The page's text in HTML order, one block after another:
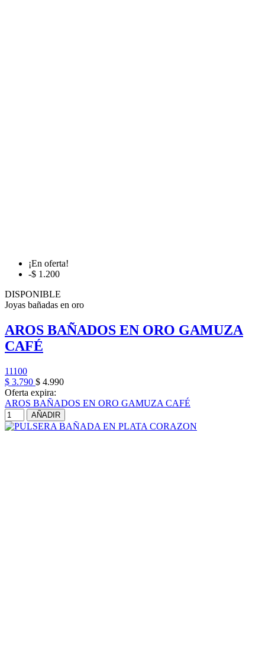
¡En oferta!
-$ 1.200
DISPONIBLE
Joyas bañadas en oro
AROS BAÑADOS EN ORO GAMUZA
CAFÉ
11100
$ 3.790 $ 4.990
Oferta expira:
AROS BAÑADOS EN ORO GAMUZA CAFÉ
AÑADIR